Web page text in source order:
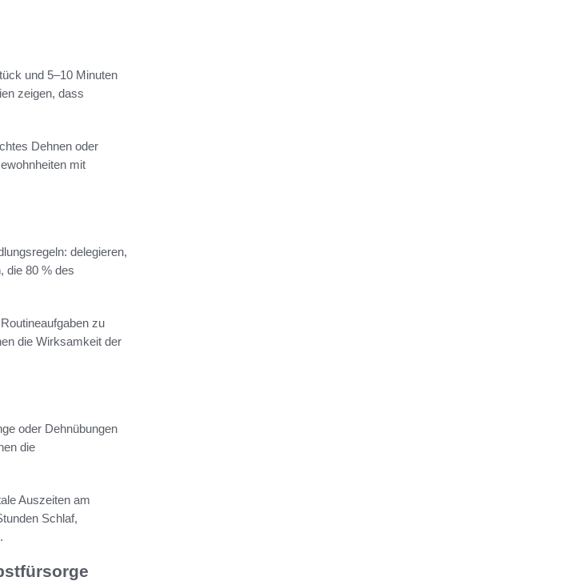
und 5–10 Minuten
zeigen, dass
Dehnen oder
mit
delegieren,
die 80 % des
zu
die Wirksamkeit der
oder Dehnübungen
die
Auszeiten am
Schlaf,